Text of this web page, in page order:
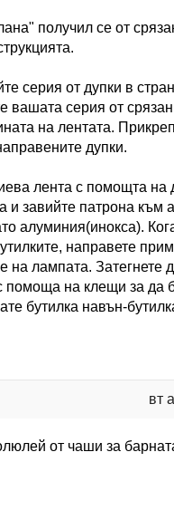
получил се от
серия от дупки в
вашата серия от
на лентата.
дупки.
лента с помощта на
и завийте патрона към
алуминия(инокса).
направете
на лампата. Затегнете
на клещи за да
бутилка навън-
вт
от чаши за